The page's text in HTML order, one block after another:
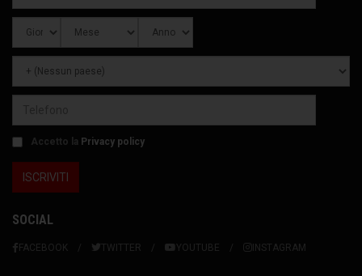
Accetto la Privacy policy
SOCIAL
FACEBOOK TWITTER YOUTUBE INSTAGRAM